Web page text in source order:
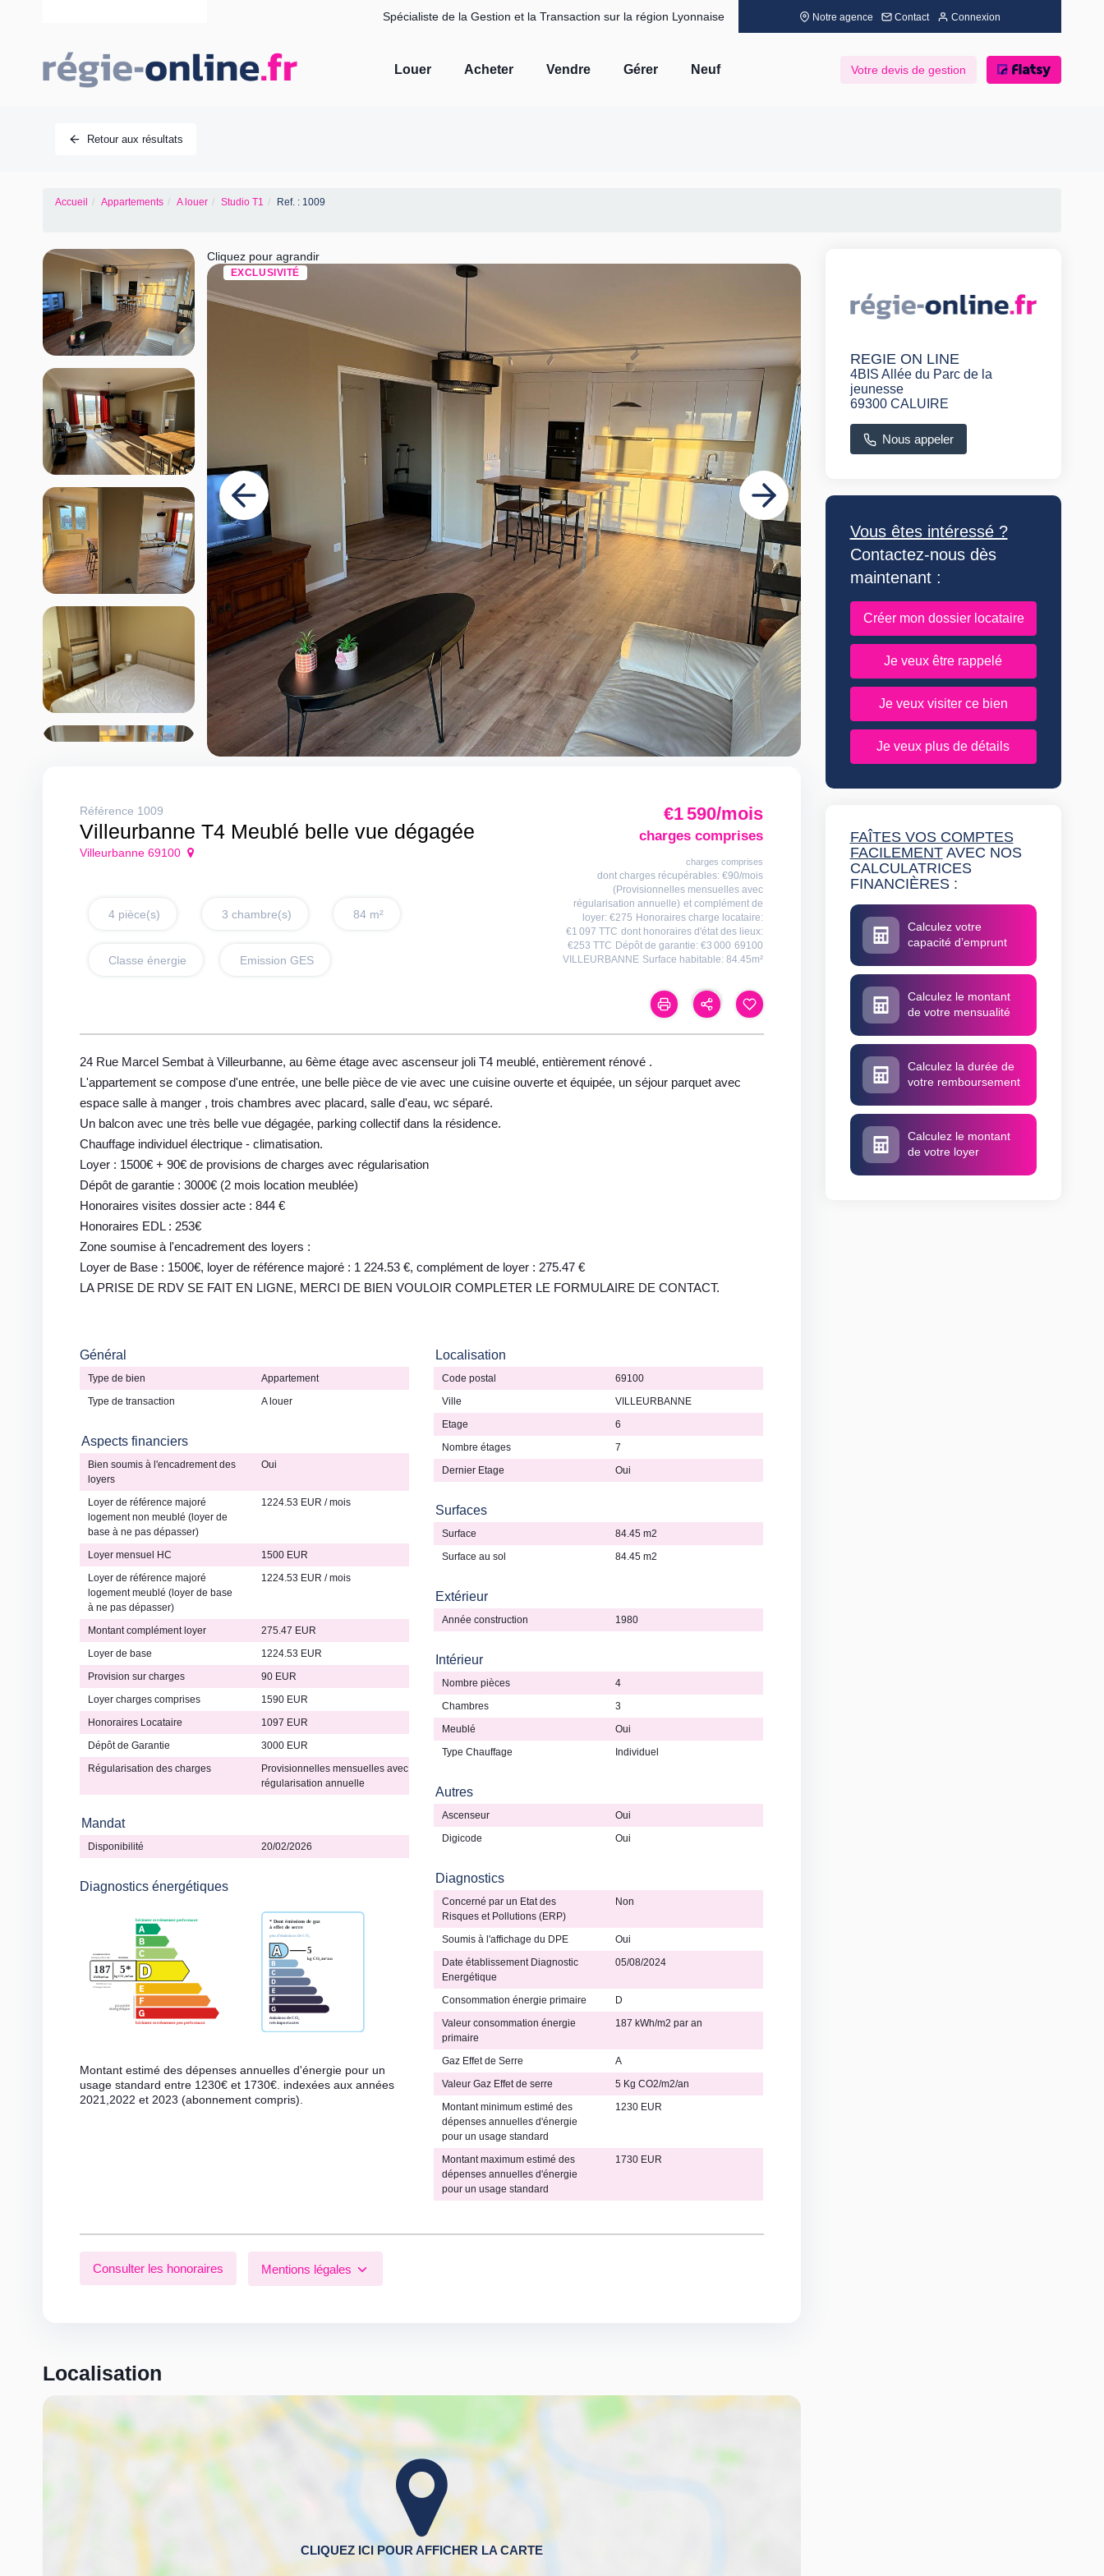
Spécialiste de la Gestion et la Transaction sur la région Lyonnaise Notre agence Contact Connexion
Louer Acheter Vendre Gérer Neuf Votre devis de gestion
Retour aux résultats
Accueil Appartements A louer Studio T1 Ref. : 1009
EXCLUSIVITÉ
Cliquez pour agrandir
Référence 1009
Villeurbanne T4 Meublé belle vue dégagée
Villeurbanne 69100
4 pièce(s) 3 chambre(s) 84 m²
Classe énergie Emission GES
€1 590/mois
charges comprises
charges comprises
dont charges récupérables: €90/mois
(Provisionnelles mensuelles avec
régularisation annuelle) et complément de
loyer: €275 Honoraires charge locataire:
€1 097 TTC dont honoraires d'état des lieux:
€253 TTC Dépôt de garantie: €3 000 69100
VILLEURBANNE Surface habitable: 84.45m²
24 Rue Marcel Sembat à Villeurbanne, au 6ème étage avec ascenseur joli T4 meublé, entièrement rénové .
L'appartement se compose d'une entrée, une belle pièce de vie avec une cuisine ouverte et équipée, un séjour parquet avec
espace salle à manger , trois chambres avec placard, salle d'eau, wc séparé.
Un balcon avec une très belle vue dégagée, parking collectif dans la résidence.
Chauffage individuel électrique - climatisation.
Loyer : 1500€ + 90€ de provisions de charges avec régularisation
Dépôt de garantie : 3000€ (2 mois location meublée)
Honoraires visites dossier acte : 844 €
Honoraires EDL : 253€
Zone soumise à l'encadrement des loyers :
Loyer de Base : 1500€, loyer de référence majoré : 1 224.53 €, complément de loyer : 275.47 €
LA PRISE DE RDV SE FAIT EN LIGNE, MERCI DE BIEN VOULOIR COMPLETER LE FORMULAIRE DE CONTACT.
Général
Type de bien
Appartement
Type de transaction
A louer
Localisation
Code postal
69100
Ville
VILLEURBANNE
Etage
6
Nombre étages
7
Dernier Etage
Oui
Aspects financiers
Bien soumis à l'encadrement des
loyers
Oui
Loyer de référence majoré
logement non meublé (loyer de
base à ne pas dépasser)
1224.53 EUR / mois
Loyer mensuel HC
1500 EUR
Loyer de référence majoré
logement meublé (loyer de base
à ne pas dépasser)
1224.53 EUR / mois
Montant complément loyer
275.47 EUR
Loyer de base
1224.53 EUR
Provision sur charges
90 EUR
Loyer charges comprises
1590 EUR
Honoraires Locataire
1097 EUR
Dépôt de Garantie
3000 EUR
Régularisation des charges
Provisionnelles mensuelles avec
régularisation annuelle
Surfaces
Surface
84.45 m2
Surface au sol
84.45 m2
Extérieur
Année construction 1980
Intérieur
Nombre pièces
4
Chambres
3
Meublé
Oui
Type Chauffage
Individuel
Autres
Ascenseur
Oui
Digicode
Oui
Mandat
Disponibilité 20/02/2026
Diagnostics
Concerné par un Etat des
Risques et Pollutions (ERP)
Non
Soumis à l'affichage du DPE
Oui
Date établissement Diagnostic
Energétique
05/08/2024
Consommation énergie primaire
D
Valeur consommation énergie
primaire
187 kWh/m2 par an
Gaz Effet de Serre
A
Valeur Gaz Effet de serre
5 Kg CO2/m2/an
Montant minimum estimé des
dépenses annuelles d'énergie
pour un usage standard
1230 EUR
Montant maximum estimé des
dépenses annuelles d'énergie
pour un usage standard
1730 EUR
Diagnostics énergétiques
Montant estimé des dépenses annuelles d'énergie pour un
usage standard entre 1230€ et 1730€. indexées aux années
2021,2022 et 2023 (abonnement compris).
Consulter les honoraires Mentions légales
Localisation
REGIE ON LINE
4BIS Allée du Parc de la
jeunesse
69300 CALUIRE
Nous appeler
Vous êtes intéressé ?
Contactez-nous dès
maintenant :
Créer mon dossier locataire
Je veux être rappelé
Je veux visiter ce bien
Je veux plus de détails
FAÎTES VOS COMPTES
FACILEMENTAVEC NOS
CALCULATRICES
FINANCIÈRES :
Calculez votre
capacité d’emprunt
Calculez le montant
de votre mensualité
Calculez la durée de
votre remboursement
Calculez le montant
de votre loyer